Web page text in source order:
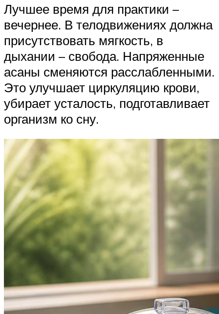
Лучшее время для практики –
вечернее. В телодвижениях должна
присутствовать мягкость, в
дыхании – свобода. Напряженные
асаны сменяются расслабленными.
Это улучшает циркуляцию крови,
убирает усталость, подготавливает
организм ко сну.